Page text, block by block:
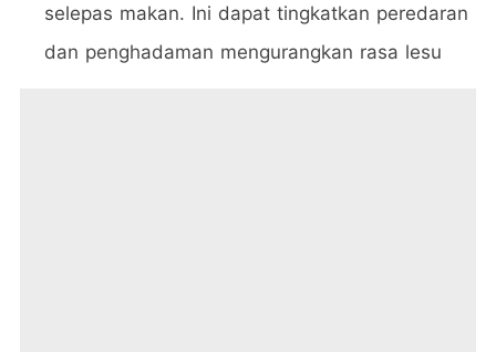
selepas makan. Ini dapat tingkatkan peredaran
dan penghadaman mengurangkan rasa lesu